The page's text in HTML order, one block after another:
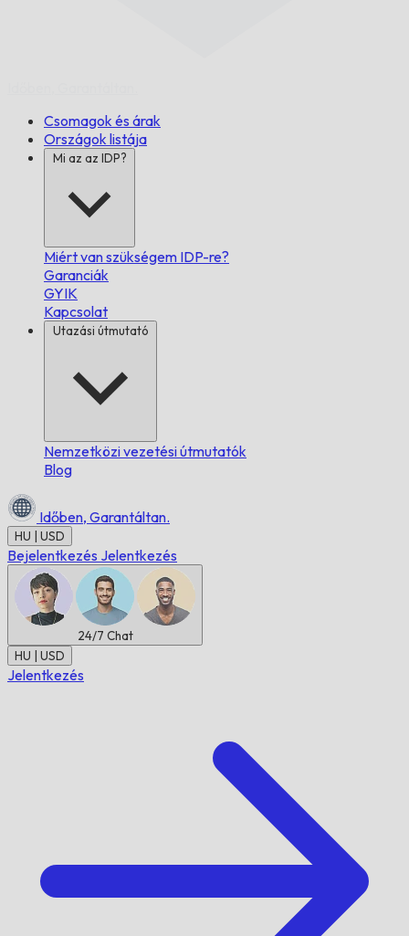
Csomagok és árak
Országok listája
Mi az az IDP?
Miért van szükségem IDP-re?
Garanciák
GYIK
Kapcsolat
Utazási útmutató
Nemzetközi vezetési útmutatók
Blog
Időben, Garantáltan.
HU | USD
Bejelentkezés Jelentkezés
24/7 Chat
HU | USD
Jelentkezés